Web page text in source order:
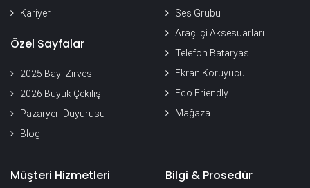
Kariyer
Özel Sayfalar
2025 Bayi Zirvesi
2026 Büyük Çekiliş
Pazaryeri Duyurusu
Blog
Ses Grubu
Araç İçi Aksesuarları
Telefon Bataryası
Ekran Koruyucu
Eco Friendly
Mağaza
Müşteri Hizmetleri Bilgi & Prosedür